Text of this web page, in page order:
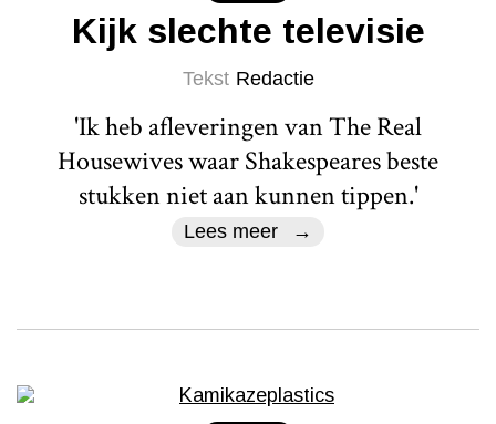
Kijk slechte televisie
Tekst Redactie
'Ik heb afleveringen van The Real
Housewives waar Shakespeares beste
stukken niet aan kunnen tippen.'
Lees meer